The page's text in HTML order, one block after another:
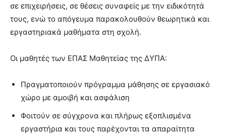
σε επιχειρήσεις, σε θέσεις συναφείς με την ειδικότητά
τους, ενώ το απόγευμα παρακολουθούν θεωρητικά και
εργαστηριακά μαθήματα στη σχολή.
Οι μαθητές των ΕΠΑΣ Μαθητείας της ΔΥΠΑ:
Πραγματοποιούν πρόγραμμα μάθησης σε εργασιακό
χώρο με αμοιβή και ασφάλιση
Φοιτούν σε σύγχρονα και πλήρως εξοπλισμένα
εργαστήρια και τους παρέχονται τα απαραίτητα